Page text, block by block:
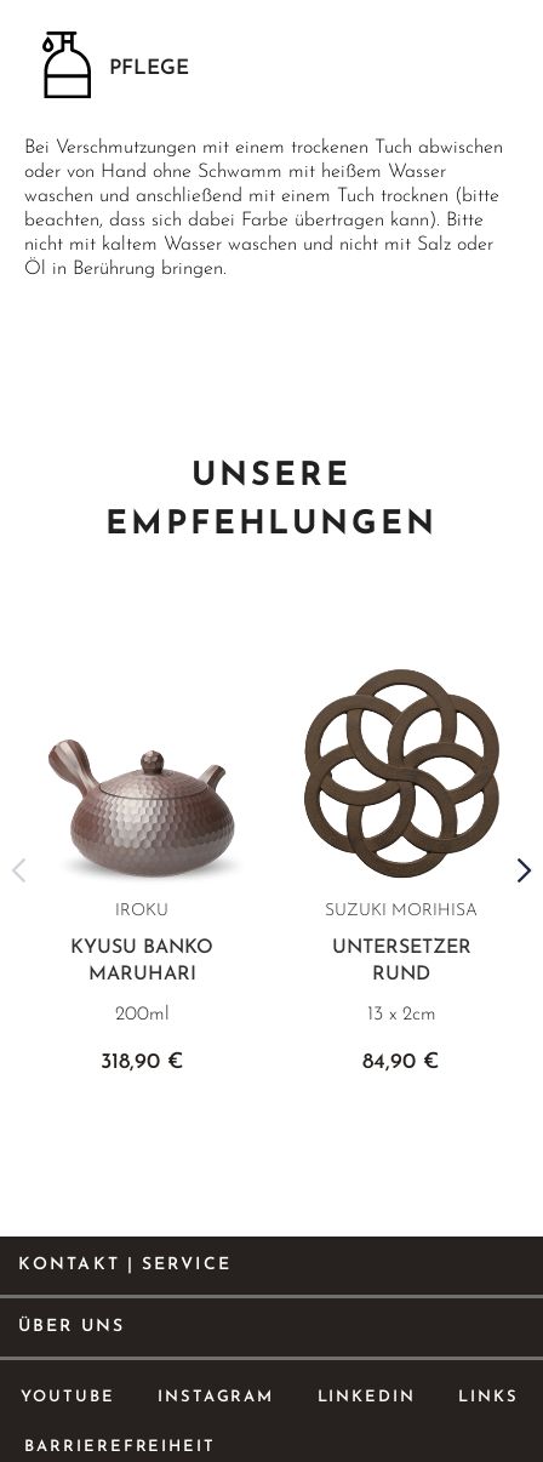
PFLEGE
Bei Verschmutzungen mit einem trockenen Tuch abwischen
oder von Hand ohne Schwamm mit heißem Wasser
waschen und anschließend mit einem Tuch trocknen (bitte
beachten, dass sich dabei Farbe übertragen kann). Bitte
nicht mit kaltem Wasser waschen und nicht mit Salz oder
Öl in Berührung bringen.
UNSERE
EMPFEHLUNGEN
IROKU
KYUSU BANKO
MARUHARI
200ml
318,90 €
SUZUKI MORIHISA
UNTERSETZER
RUND
13 x 2cm
84,90 €
KONTAKT | SERVICE
ÜBER UNS
YOUTUBE INSTAGRAM LINKEDIN LINKS
BARRIEREFREIHEIT